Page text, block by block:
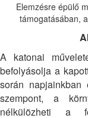
Elemzésre épülő
támogatásában,
A katonai
befolyásolja a
során
szempont, a
nélkülözheti a